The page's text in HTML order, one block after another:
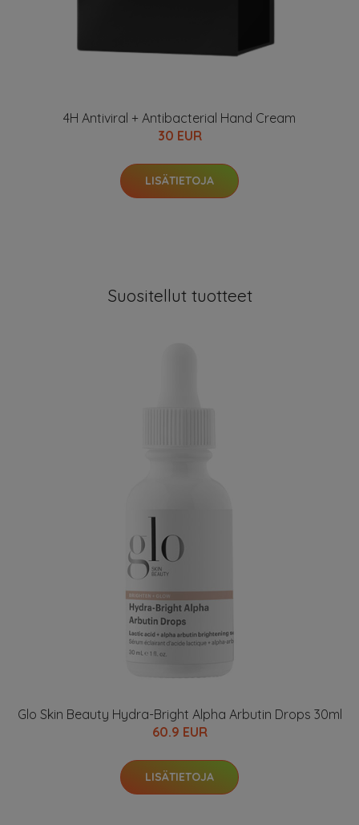
4H Antiviral + Antibacterial Hand Cream
30 EUR
LISÄTIETOJA
Suositellut tuotteet
Glo Skin Beauty Hydra-Bright Alpha Arbutin Drops 30ml
60.9 EUR
LISÄTIETOJA